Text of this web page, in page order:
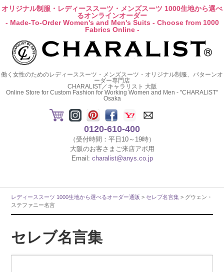
オリジナル制服・レディーススーツ・メンズスーツ 1000生地から選べ
るオンラインオーダー
- Made-To-Order Women's and Men's Suits - Choose from 1000
Fabrics Online -
働く女性のためのレディーススーツ・メンズスーツ・オリジナル制服、パターンオ
ーダー専門店
CHARALIST／キャラリスト 大阪
Online Store for Custom Fashion for Working Women and Men - "CHARALIST"
Osaka
0120-610-400
（受付時間：平日10～19時）
大阪のお客さまご来店アポ用
Email: charalist@anys.co.jp
レディーススーツ 1000生地から選べるオーダー通販 > セレブ名言集 > グウェン・
ステファニー名言
セレブ名言集